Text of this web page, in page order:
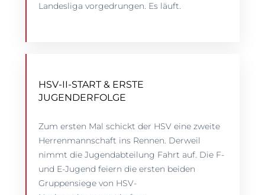
Landesliga vorgedrungen. Es läuft.
HSV-II-START & ERSTE
JUGENDERFOLGE
Zum ersten Mal schickt der HSV eine zweite
Herrenmannschaft ins Rennen. Derweil
nimmt die Jugendabteilung Fahrt auf. Die F-
und E-Jugend feiern die ersten beiden
Gruppensiege von HSV-